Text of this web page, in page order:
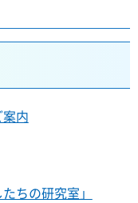
内
ちの研究室」